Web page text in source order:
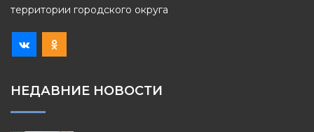
территории городского округа
НЕДАВНИЕ НОВОСТИ